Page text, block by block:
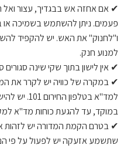
✔ אם אחזה אש בבגדיך, עצור
פעמים. ניתן להשתמש בשמיכה או
ו"לחנוק" את האש. יש להקפיד
למנוע חנק.
✔ אין לישון בתוך שקי שינה
✔ במקרה של כוויה יש לקרר את
למד"א
במוקד, עד להגעת כוחות מד"א
✔ בטרם הקמת המדורה יש לזהות
שתשמע אזעקה יש לפעול על פי